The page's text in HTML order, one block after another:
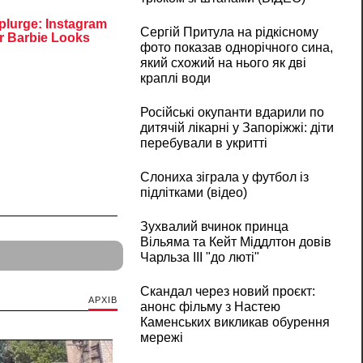
АРХІВ
Сергій Притула на рідкісному
фото показав однорічного сина,
який схожий на нього як дві
краплі води
Російські окупанти вдарили по
дитячій лікарні у Запоріжжі: діти
перебували в укритті
Слониха зіграла у футбол із
підлітками (відео)
Зухвалий вчинок принца
Вільяма та Кейт Міддлтон довів
Чарльза III "до люті"
Скандал через новий проєкт:
анонс фільму з Настею
Каменських викликав обурення
мережі